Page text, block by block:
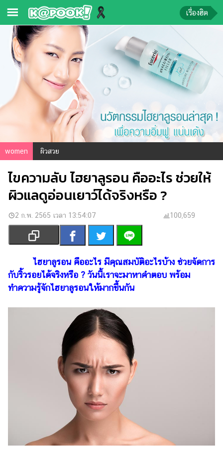
ข่าว-
ความ
รู้
ข่าว
ตรวจ
หวย
ผล
บอล
สด
การ
เงิน
การ
ศึกษา
บันเทิง
ไตล์
เรื่องฮิต
women ผิวสวย
ไขความลับ ไฮยาลูรอน คืออะไร ช่วยให้
ผิวแลดูอ่อนเยาว์ได้จริงหรือ ?
2 ก.พ. 2565 เวลา 13:54:07 100,659
ไฮยาลูรอน คืออะไร มีคุณสมบัติอะไรบ้าง ช่วยจัดการ
กับริ้วรอยได้จริงหรือ ? วันนี้เราจะมาหาคำตอบ พร้อม
ทำความรู้จักไฮยาลูรอนให้มากขึ้นกัน